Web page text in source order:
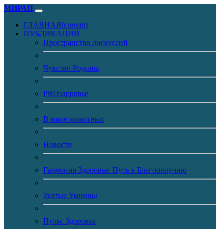
МИРАН
ГЛАВНАЯ(current)
ПУБЛИКАЦИИ
Пространство дискуссий
Чувство Родины
PROздоровье
В мире животных
Новости
Гармония Здоровья: Путь к Благополучию
Усатые Умницы
Пульс Здоровья